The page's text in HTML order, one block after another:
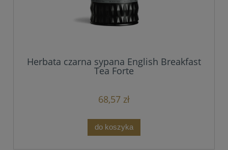
Herbata czarna sypana English Breakfast
Tea Forte
68,57 zł
do koszyka